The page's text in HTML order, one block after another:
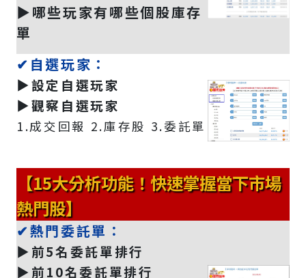
▶️哪些玩家有哪些個股庫存
單
✔自選玩家：
▶️設定自選玩家
▶️觀察自選玩家
1.成交回報 2.庫存股 3.委託單
【15大分析功能！快速掌握當下市場
熱門股】
✔熱門委託單：
▶️前5名委託單排行
▶️前10名委託單排行